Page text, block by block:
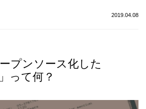
2019.04.08
プンソース化した
って何？